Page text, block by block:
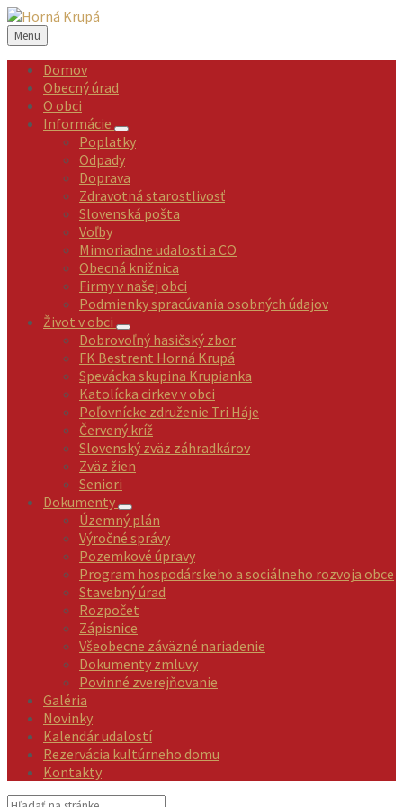
Preskočiť
na
obsah
Preskočiť
na
ľavý
panel
Preskočiť
na
pravý
panel
Preskočiť
na
pätičku
Menu
Domov
Obecný úrad
O obci
Informácie
Poplatky
Odpady
Doprava
Zdravotná starostlivosť
Slovenská pošta
Voľby
Mimoriadne udalosti a CO
Obecná knižnica
Firmy v našej obci
Podmienky spracúvania osobných údajov
Život v obci
Dobrovoľný hasičský zbor
FK Bestrent Horná Krupá
Spevácka skupina Krupianka
Katolícka cirkev v obci
Poľovnícke združenie Tri Háje
Červený kríž
Slovenský zväz záhradkárov
Zväz žien
Seniori
Dokumenty
Územný plán
Výročné správy
Pozemkové úpravy
Program hospodárskeho a sociálneho rozvoja obce
Stavebný úrad
Rozpočet
Zápisnice
Všeobecne záväzné nariadenie
Dokumenty zmluvy
Povinné zverejňovanie
Galéria
Novinky
Kalendár udalostí
Rezervácia kultúrneho domu
Kontakty
Vyhľadávanie: